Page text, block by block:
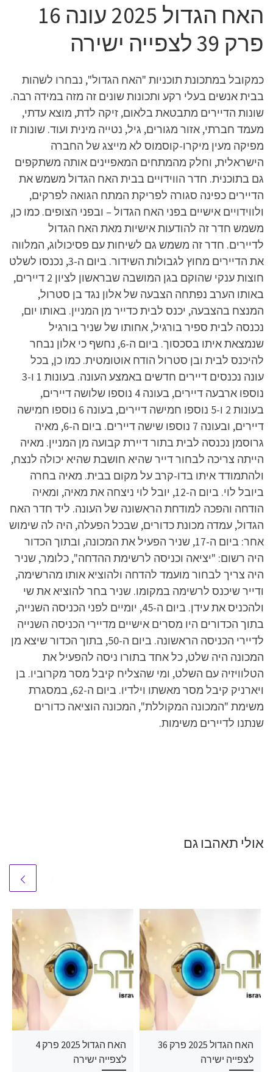
האח הגדול 2025 עונה 16
פרק 39 לצפייה ישירה
כמקובל במתכונת תוכניות "האח הגדול", נבחרו לשהות
בבית אנשים בעלי רקע ותכונות שונים זה מזה במידה רבה.
שונות הדיירים מתבטאת בלאום, זיקה לדת, מוצא עדתי,
מעמד חברתי, אזור מגורים, גיל, נטייה מינית ועוד. שונות זו
מפיקה מעין מיקרו-קוסמוס לא מייצג של החברה
הישראלית, וחלק מהמתחים המאפיינים אותה משתקפים
גם בתוכנית. חדר הווידויים בבית האח הגדול משמש את
הדיירים כפינה סגורה לפריקת המתח הגואה לפרקים,
ולווידויים אישיים בפני האח הגדול – ובפני הצופים. כמו כן,
משמש חדר זה להודעות אישיות מאת האח הגדול
לדיירים. חדר זה משמש גם לשיחות עם פסיכולוג, המלווה
את הדיירים מחוץ לגבולות השידור. ביום ה-3, נכנסו לשלט
חוצות ענקי שהוקם בגן המושבה שבראשון לציון 2 דיירים,
באותו הערב נפתחה הצבעה של אלון נגד בן סטרול,
המנצח בהצבעה, יכנס לבית כדייר מן המניין. באותו יום,
נכנסה לבית ספיר בורגיל, אחותו של שניר בורגיל
שנמצאת איתו בסכסוך. ביום ה-6, נחשף כי אלון נבחר
להיכנס לבית ובן סטרול הודח אוטומטית. כמו כן, בכל
עונה נכנסים דיירים חדשים באמצע העונה. בעונות 1 ו-3
נוספו ארבעה דיירים, בעונה 4 נוספו שלושה דיירים,
בעונות 2 ו-5 נוספו חמישה דיירים, בעונה 6 נוספו חמישה
דיירים, ובעונה 7 נוספו שישה דיירים. ביום ה-6, מאיה
גרוסמן נכנסה לבית בתור דיירת קבועה מן המניין. מאיה
הייתה צריכה לבחור דייר שהיא חושבת שהיא יכולה לנצח,
ולהתמודד איתו בדו-קרב על מקום בבית. מאיה בחרה
ביובל לוי. ביום ה-12, יובל לוי ניצחה את מאיה, ומאיה
הודחה והפכה למודחת הראשונה של העונה. ליד חדר האח
הגדול, עמדה מכונת כדורים, שבכל הפעלה, היה לה שימוש
אחר: ביום ה-17, שניר הפעיל את המכונה, ובתוך הכדור
היה רשום: "יציאה וכניסה לרשימת ההדחה", כלומר, שניר
היה צריך לבחור מועמד להדחה ולהוציא אותו מהרשימה,
ודייר שיכנס לרשימה במקומו. שניר בחר להוציא את שי
ולהכניס את עידן. ביום ה-45, יומיים לפני הכניסה השנייה,
בתוך הכדורים היו מסרים אישיים מדיירי הכניסה השנייה
לדיירי הכניסה הראשונה. ביום ה-50, בתוך הכדור שיצא מן
המכונה היה שלט, כל אחד בתורו ניסה להפעיל את
הטלוויזיה עם השלט, ומי שהצליח קיבל מסר מקרוביו. בן
ויארניק קיבל מסר מאשתו וילדיו. ביום ה-62, במסגרת
משימת "המכונה המקוללת", המכונה הוציאה כדורים
שנתנו לדיירים משימות.
אולי תאהבו גם
האח הגדול 2025 פרק 4
לצפייה ישירה
האח הגדול 2025 פרק 36
לצפייה ישירה